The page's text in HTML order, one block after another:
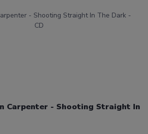
Carpenter - Shooting Straight In